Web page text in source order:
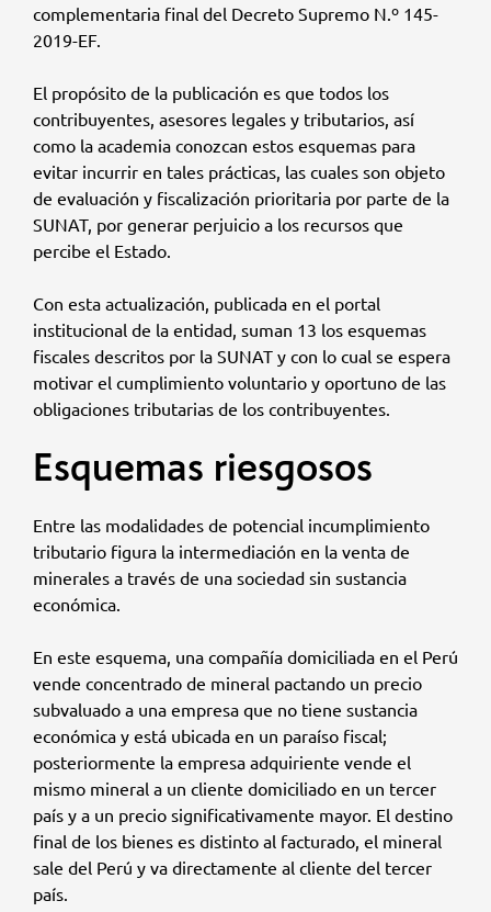
complementaria final del Decreto Supremo N.º 145-
2019-EF.
El propósito de la publicación es que todos los
contribuyentes, asesores legales y tributarios, así
como la academia conozcan estos esquemas para
evitar incurrir en tales prácticas, las cuales son objeto
de evaluación y fiscalización prioritaria por parte de la
SUNAT, por generar perjuicio a los recursos que
percibe el Estado.
Con esta actualización, publicada en el portal
institucional de la entidad, suman 13 los esquemas
fiscales descritos por la SUNAT y con lo cual se espera
motivar el cumplimiento voluntario y oportuno de las
obligaciones tributarias de los contribuyentes.
Esquemas riesgosos
Entre las modalidades de potencial incumplimiento
tributario figura la intermediación en la venta de
minerales a través de una sociedad sin sustancia
económica.
En este esquema, una compañía domiciliada en el Perú
vende concentrado de mineral pactando un precio
subvaluado a una empresa que no tiene sustancia
económica y está ubicada en un paraíso fiscal;
posteriormente la empresa adquiriente vende el
mismo mineral a un cliente domiciliado en un tercer
país y a un precio significativamente mayor. El destino
final de los bienes es distinto al facturado, el mineral
sale del Perú y va directamente al cliente del tercer
país.